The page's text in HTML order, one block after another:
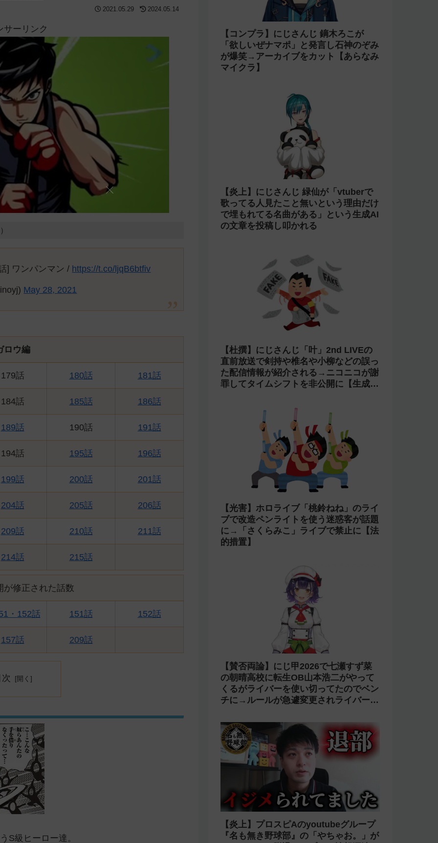
2021.05.29 2024.05.14
サーリンク
] ワンパンマン / https://t.co/ljqB6btfiv
May 28, 2021
ロウ編
179話 180話 181話
184話 185話 186話
189話 190話 191話
194話 195話 196話
199話 200話 201話
204話 205話 206話
209話 210話 211話
214話 215話
が修正された話数
・152話 151話 152話
157話 209話
S級ヒーロー達。
【コンプラ】にじさんじ 鏑木ろこが
「欲しいぜナマポ」と発言し石神のぞみ
が爆笑→アーカイブをカット【あらなみ
マイクラ】
【炎上】にじさんじ 緑仙が「vtuberで
歌ってる人見たこと無いという理由だけ
で埋もれてる名曲がある」という生成AI
の文章を投稿し叩かれる
【杜撰】にじさんじ「叶」2nd LIVEの
直前放送で剣持や椎名や小柳などの誤っ
た配信情報が紹介される→ニコニコが謝
罪してタイムシフトを非公開に【生成
【光害】ホロライブ「桃鈴ねね」のライ
ブで改造ペンライトを使う迷惑客が話題
に→「さくらみこ」ライブで禁止に【法
的措置】
【賛否両論】にじ甲2026で七瀬すず菜
の朝晴高校に転生OB山本浩二がやって
くるがライバーを使い切ってたのでベン
チに→ルールが急遽変更されライバーの
【炎上】プロスピAのyoutubeグループ
『名も無き野球部』の「やちゃお。」が